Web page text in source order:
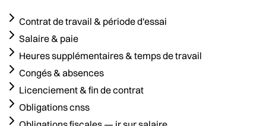
Contrat de travail & période d'essai
Salaire & paie
Heures supplémentaires & temps de travail
Congés & absences
Licenciement & fin de contrat
Obligations cnss